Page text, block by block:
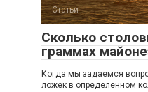
Статьи
Сколько
граммах
Когда мы задаемся
ложек в определенном